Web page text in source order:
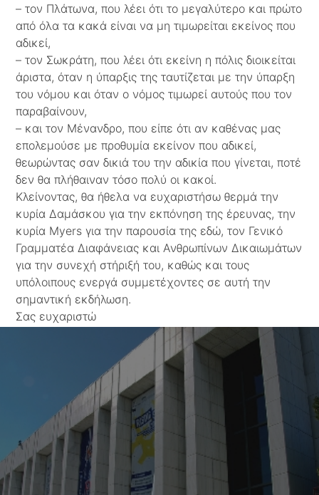
– τον Πλάτωνα, που λέει ότι το μεγαλύτερο και πρώτο
από όλα τα κακά είναι να μη τιμωρείται εκείνος που
αδικεί,
– τον Σωκράτη, που λέει ότι εκείνη η πόλις διοικείται
άριστα, όταν η ύπαρξις της ταυτίζεται με την ύπαρξη
του νόμου και όταν ο νόμος τιμωρεί αυτούς που τον
παραβαίνουν,
– και τον Μένανδρο, που είπε ότι αν καθένας μας
επολεμούσε με προθυμία εκείνον που αδικεί,
θεωρώντας σαν δικιά του την αδικία που γίνεται, ποτέ
δεν θα πλήθαιναν τόσο πολύ οι κακοί.
Κλείνοντας, θα ήθελα να ευχαριστήσω θερμά την
κυρία Δαμάσκου για την εκπόνηση της έρευνας, την
κυρία Myers για την παρουσία της εδώ, τον Γενικό
Γραμματέα Διαφάνειας και Ανθρωπίνων Δικαιωμάτων
για την συνεχή στήριξή του, καθώς και τους
υπόλοιπους ενεργά συμμετέχοντες σε αυτή την
σημαντική εκδήλωση.
Σας ευχαριστώ